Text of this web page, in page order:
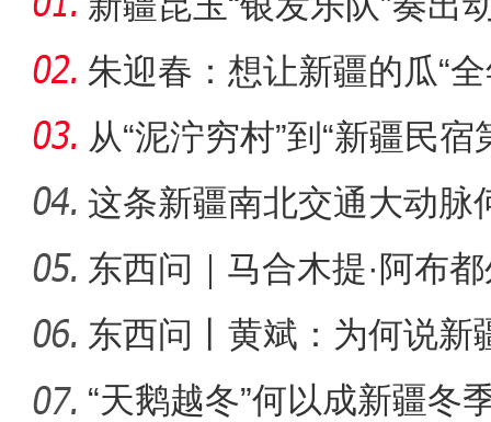
侨乡故事 | 喀什土陶技艺
朱迎春：想让新疆的瓜“
从“泥泞穷村”到“新疆民
桂
这条新疆南北交通大动脉
度”？
东西问｜马合木提·阿布
何以实
东西问丨黄斌：为何说新
一部交
“天鹅越冬”何以成新疆冬